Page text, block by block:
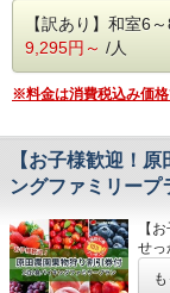
違
ご
・
【
【
・
～
〇
【訳あり】和室6
9,295円～ /人
※料金は消費税込み価格
【お子様歓迎！
ングファミリープ
【
せっ